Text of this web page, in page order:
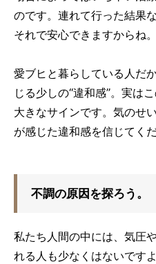
のです。連れて行った結果
それで安心できますからね。
愛ブヒと暮らしている人だ
じる少しの“違和感”。実は
大きなサインです。気のせ
が感じた違和感を信じてくだ
不調の原因を探ろう。
私たち人間の中には、気圧
れる人も少なくはないです